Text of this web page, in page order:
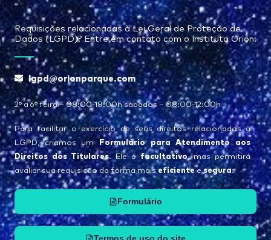
Requisições relacionadas à Lei Geral de Proteção de
Dados (LGPD)? Entre em contato com o Instituto Orion:
lgpd@orionparque.com
2° a 6° feira – 08:00-18:00h sábados – 08:00-12:00h
Para facilitar o exercício de seus direitos relacionados à
LGPD, criamos um Formulário para Atendimento aos
Direitos dos Titulares. Ele éfacultativo, mas permitirá
avaliar sua requisição da forma maiseficienteesegura:
Formulário